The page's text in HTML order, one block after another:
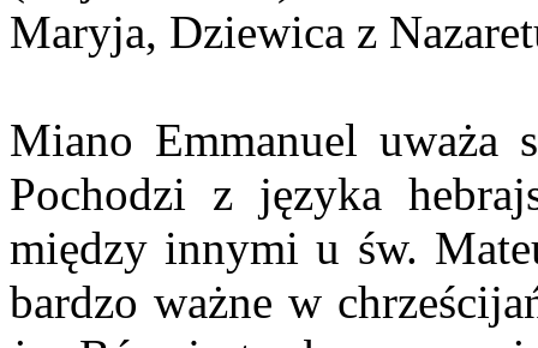
Maryja, Dziewica z
Miano Emmanuel uważa
Pochodzi z języka
między innymi u św.
bardzo ważne w